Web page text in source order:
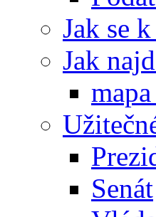
Jak se
Jak
Senát